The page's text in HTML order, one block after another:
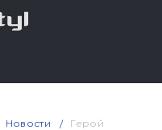
Новости
Герой